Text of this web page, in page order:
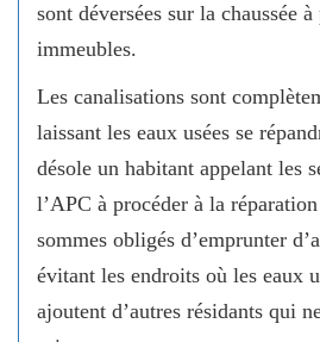
sont déversées sur la chaussée
immeubles.
Les canalisations sont
laissant les eaux usées se
désole un habitant appelant les
l’APC à procéder à la
sommes obligés d’emprunter
évitant les endroits où les eaux
ajoutent d’autres résidants qui